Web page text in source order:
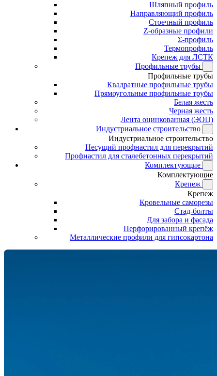
Шляпный профиль
Направляющий профиль
Стоечный профиль
Z-образные профили
Σ-профиль
Термопрофиль
Крепеж для ЛСТК
Профильные трубы
Профильные трубы
Квадратные профильные трубы
Прямоугольные профильные трубы
Белая жесть
Черная жесть
Лента оцинкованная (ЭОЦ)
Индустриальное строительство
Индустриальное строительство
Несущий профнастил для перекрытий
Профнастил для сталебетонных перекрытий
Комплектующие
Комплектующие
Крепеж
Крепеж
Кровельные саморезы
Стад-болты
Для забора и фасада
Перфорированный крепёж
Металлические профили для гипсокартона